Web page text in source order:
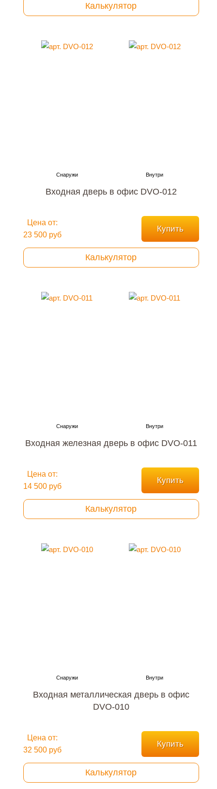
Калькулятор
Входная дверь в офис DVO-012
Цена от:
23 500 руб
Купить
Калькулятор
Входная железная дверь в офис DVO-011
Цена от:
14 500 руб
Купить
Калькулятор
Входная металлическая дверь в офис
DVO-010
Цена от:
32 500 руб
Купить
Калькулятор